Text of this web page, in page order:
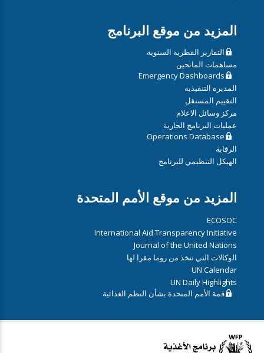
المزيد من موقع البرنامج
التقارير القطرية السنوية
مساهمات المانحين
Emergency Dashboards
المديرة التنفيذية
التقييم المستقل
مركز وسائل الاعلام
عمليات البرنامج الجارية
Operations Database
الرقابة
الهيكل التنظيمي للبرنامج
المزيد من موقع الأمم المتحدة
ECOSOC
International Aid Transparency Initiative
Journal of the United Nations
الوكالات التي تتخذ من روما مقرا لها
UN Calendar
UN Daily Highlights
قمة الأمم المتحدة بشأن النظم الغذائية